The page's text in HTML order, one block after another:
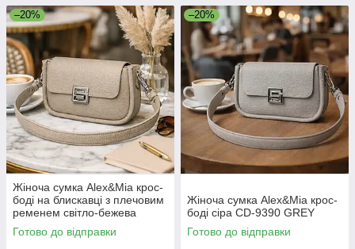
–20%
Жіноча сумка Alex&Mia крос-
боді на блискавці з плечовим
ременем світло-бежева
Готово до відправки
–20%
Жіноча сумка Alex&Mia крос-
боді сіра CD-9390 GREY
Готово до відправки